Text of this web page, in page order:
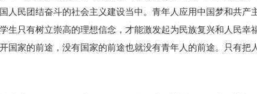
人民团结奋斗的社会主义建设当中。青年人应用中国梦和共
生只有树立崇高的理想信念，才能激发起为民族复兴和人民
国家的前途，没有国家的前途也就没有青年人的前途。只有把